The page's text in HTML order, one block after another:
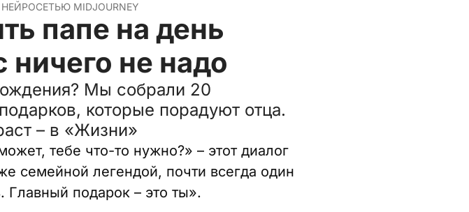
MIDJOURNEY
папе на день
не надо
Мы собрали 20
которые порадуют отца.
– в «Жизни»
тебе что-то нужно?» – этот диалог
семейной легендой, почти всегда один
Главный подарок – это ты».